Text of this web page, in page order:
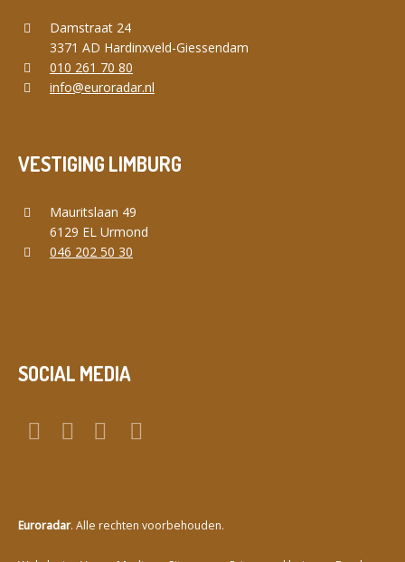
Damstraat 24
3371 AD Hardinxveld-Giessendam
010 261 70 80
info@euroradar.nl
VESTIGING LIMBURG
Mauritslaan 49
6129 EL Urmond
046 202 50 30
SOCIAL MEDIA
Euroradar. Alle rechten voorbehouden.